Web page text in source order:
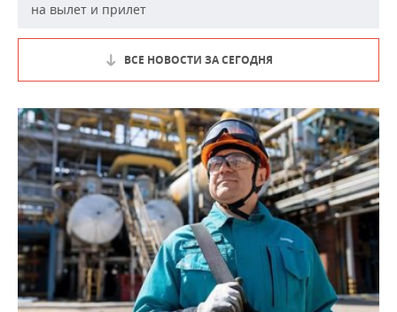
на вылет и прилет
ВСЕ НОВОСТИ ЗА СЕГОДНЯ